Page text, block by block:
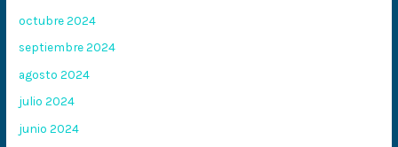
octubre 2024
septiembre 2024
agosto 2024
julio 2024
junio 2024